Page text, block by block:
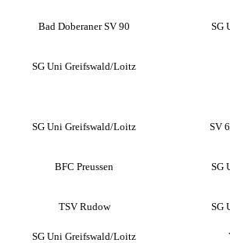
Bad Doberaner SV 90 SG
SG Uni Greifswald/Loitz
SG Uni Greifswald/Loitz SV
BFC Preussen SG
TSV Rudow SG
SG Uni Greifswald/Loitz